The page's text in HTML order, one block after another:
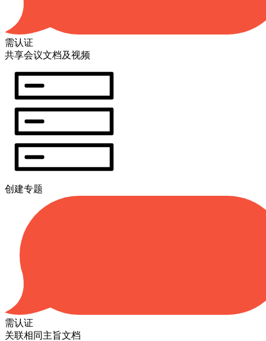
需认证
共享会议文档及视频
创建专题
需认证
关联相同主旨文档